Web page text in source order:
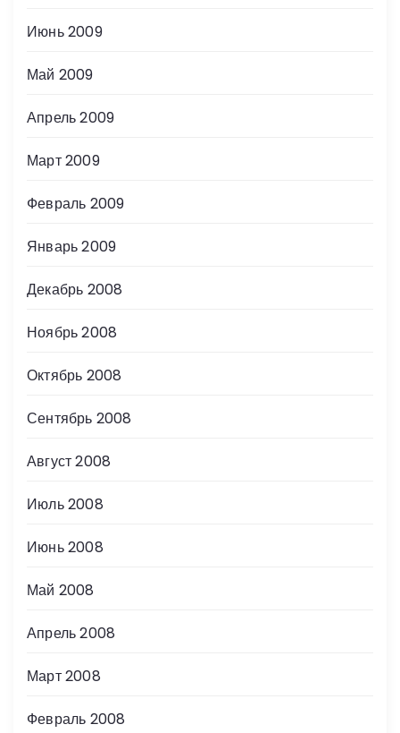
Июнь 2009
Май 2009
Апрель 2009
Март 2009
Февраль 2009
Январь 2009
Декабрь 2008
Ноябрь 2008
Октябрь 2008
Сентябрь 2008
Август 2008
Июль 2008
Июнь 2008
Май 2008
Апрель 2008
Март 2008
Февраль 2008